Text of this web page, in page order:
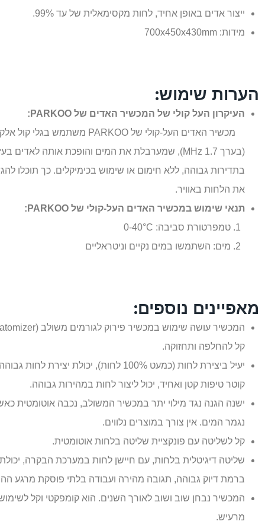
ייצור אדים באופן אחיד, לחות מקסימאלית של עד 99%.
מידות: 700x450x430mm
הערות שימוש:
העיקרון העל קולי של המכשיר האדים של PARKOO
:
מכשיר האדים העל-קולי של PARKOO משתמש בגלי קול
(בערך 1.7
MHz), שמערבלת את המים והופכת אותה לאדים
בתדירות גבוהה, ללא חימום או שימוש בכימיקלים. כך תוכלו
את הלחות באוויר.
תנאי שימוש במכשיר האדים העל-קולי של PARKOO
:
טמפרטורת סביבה: 0-40°C
מים: השתמשו במים נקיים וניטראליים
מאפיינים נוספים:
המכשיר עושה שימוש במכשיר פירוק לגורמים משולב (atomizer
קל להחלפה ותחזוקה.
יעיל ביצירת לחות (כמעט 100% לחות), יכולת יצירת לחות
קוטר טיפות קטן ואחיד, יכול ליצור לחות במהירות גבוהה.
ישנה הגנה נגד מילוי יתר במכשיר המשולב, נכבה אוטומטית
נגמר המים. אין צורך במוצרים נלווים.
קל לשליטה עם פונקציית שליטה בלחות אוטומטית.
שליטה דיגיטלית בלחות, עם חיישן לחות במערכת הבקרה,
ברמת דיוק גבוהה, תגובה מהירה ועבודה בלתי פוסקת מרגע
המכשיר נבחן שוב ושוב לאורך השנים. הוא קומפקטי וקל
מרעיש.